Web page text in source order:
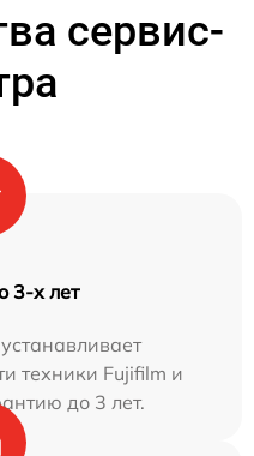
сервис-
3-х лет
техники Fujifilm и
до 3 лет.